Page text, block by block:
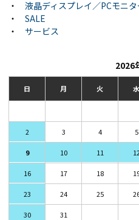
・
液晶ディスプレイ／PCモニタ
・
SALE
・
サービス
2026
日 月 火 水
2 3 4 5
9 10 11 12
16 17 18
23 24 25
30 31